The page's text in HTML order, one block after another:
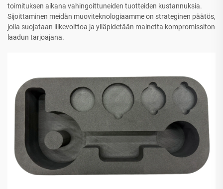
toimituksen aikana vahingoittuneiden tuotteiden kustannuksia.
Sijoittaminen meidän muoviteknologiaamme on strateginen päätös,
jolla suojataan liikevoittoa ja ylläpidetään mainetta kompromissiton
laadun tarjoajana.